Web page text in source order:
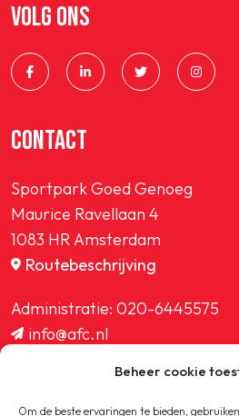
Beheer cookie
Om de beste ervaringen te bieden,
SPORTPARK GOED
LIDMAATSCHAP
VOLG ONS
CONTACT
Sportpark Goed Genoeg
Maurice Ravellaan 4
1083 HR Amsterdam
Routebeschrijving
Administratie: 020-6445575
info@afc.nl
ledenadministratie@afc.nl